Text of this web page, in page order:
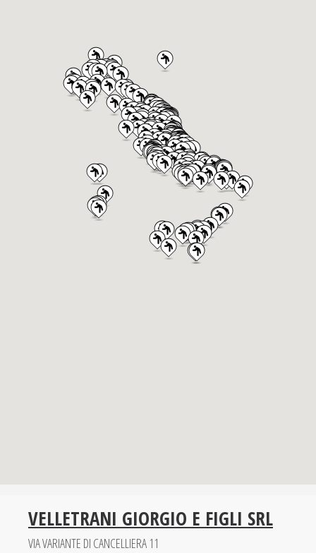
VELLETRANI GIORGIO E FIGLI SRL
VIA VARIANTE DI CANCELLIERA 11